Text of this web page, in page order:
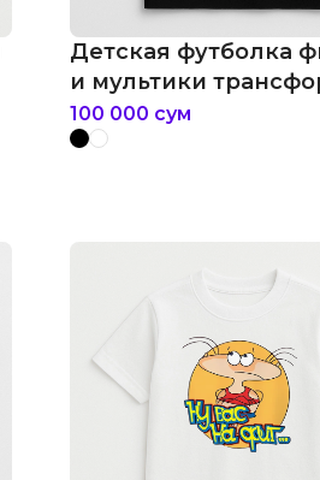
Детская футболка
и мультики
восхождение
100 000 сум